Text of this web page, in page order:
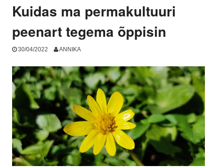
Kuidas ma permakultuuri
peenart tegema õppisin
30/04/2022 ANNIKA